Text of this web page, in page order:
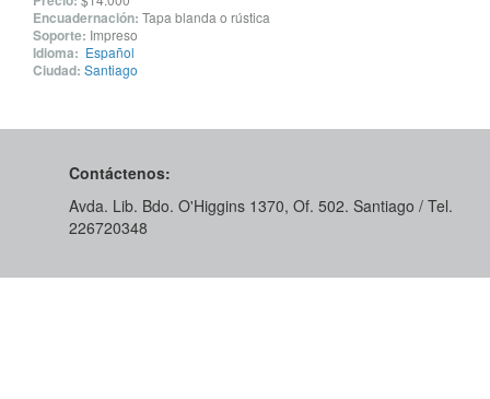
Encuadernación: Tapa blanda o rústica
Soporte: Impreso
Idioma: Español
Ciudad: Santiago
Contáctenos:
Avda. Lib. Bdo. O'Higgins 1370, Of. 502. Santiago / Tel.
226720348